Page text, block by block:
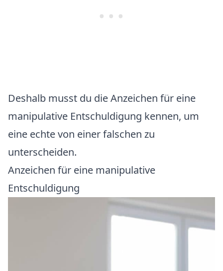
Deshalb musst du die Anzeichen für eine
manipulative Entschuldigung kennen, um
eine echte von einer falschen zu
unterscheiden.
Anzeichen für eine manipulative
Entschuldigung